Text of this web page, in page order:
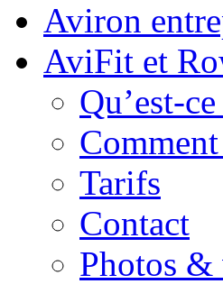
Aviron
AviFit et
Qu’est-
Tarifs
Contact
Photos &